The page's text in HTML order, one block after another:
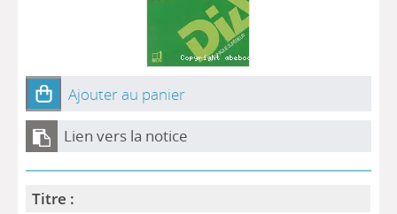
Ajouter au panier
Lien vers la notice
Titre :